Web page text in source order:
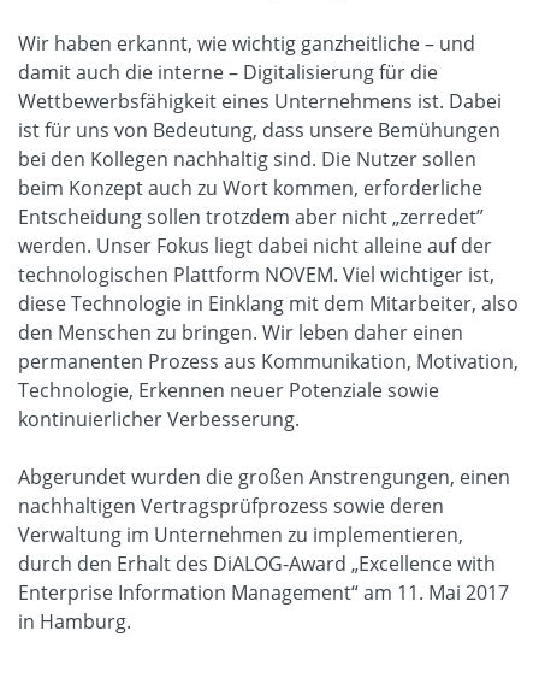
Wir haben erkannt, wie wichtig ganzheitliche – und
damit auch die interne – Digitalisierung für die
Wettbewerbsfähigkeit eines Unternehmens ist. Dabei
ist für uns von Bedeutung, dass unsere Bemühungen
bei den Kollegen nachhaltig sind. Die Nutzer sollen
beim Konzept auch zu Wort kommen, erforderliche
Entscheidung sollen trotzdem aber nicht „zerredet”
werden. Unser Fokus liegt dabei nicht alleine auf der
technologischen Plattform NOVEM. Viel wichtiger ist,
diese Technologie in Einklang mit dem Mitarbeiter, also
den Menschen zu bringen. Wir leben daher einen
permanenten Prozess aus Kommunikation, Motivation,
Technologie, Erkennen neuer Potenziale sowie
kontinuierlicher Verbesserung.
Abgerundet wurden die großen Anstrengungen, einen
nachhaltigen Vertragsprüfprozess sowie deren
Verwaltung im Unternehmen zu implementieren,
durch den Erhalt des DiALOG-Award „Excellence with
Enterprise Information Management“ am 11. Mai 2017
in Hamburg.